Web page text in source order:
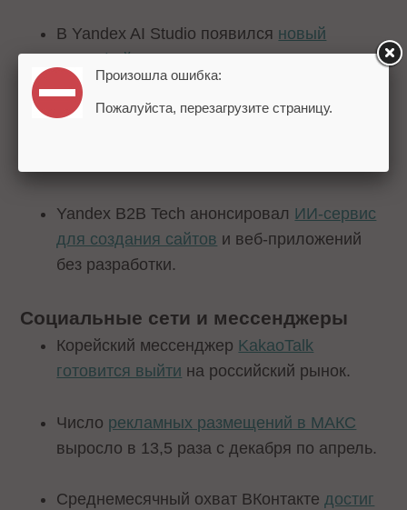
В Yandex AI Studio появился новый
интерфейс для созданияголосовых ИИ-
агентов.
Yandex B2B Tech анонсировал ИИ-сервис
для создания сайтов и веб-приложений
без разработки.
Социальные сети и мессенджеры
Корейский мессенджер KakaoTalk
готовится выйти на российский рынок.
Число рекламных размещений в МАКС
выросло в 13,5 раза с декабря по апрель.
Среднемесячный охват ВКонтактедостиг
Произошла ошибка:
Пожалуйста, перезагрузите страницу.